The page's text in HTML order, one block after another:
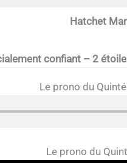
Hatchet
confiant – 2
Le prono du
Le prono du